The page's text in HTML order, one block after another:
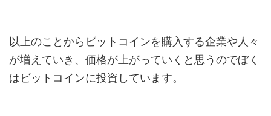
以上のことからビットコインを購入する企業や人々
が増えていき、価格が上がっていくと思うのでぼく
はビットコインに投資しています。